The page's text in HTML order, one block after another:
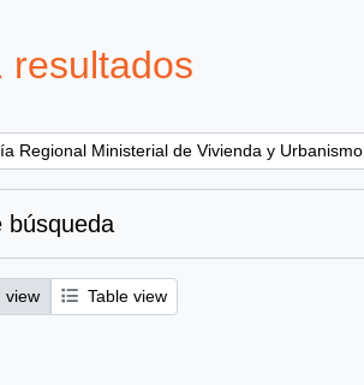
resultados
Regional Ministerial de Vivienda y Urbanismo
búsqueda
view Table view